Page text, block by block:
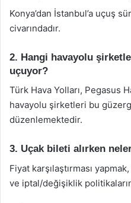
Konya’dan İstanbul’a uçuş
civarındadır.
2. Hangi havayolu
uçuyor?
Türk Hava Yolları, Pegasus
havayolu şirketleri bu
düzenlemektedir.
3. Uçak bileti alırken
Fiyat karşılaştırması
ve iptal/değişiklik